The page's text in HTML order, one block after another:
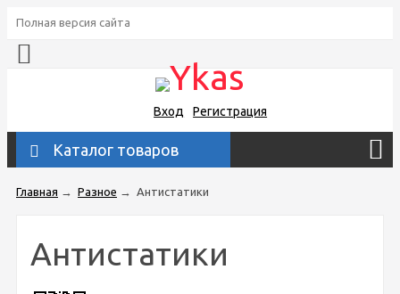
Полная версия сайта
Вход Регистрация
Каталог товаров
Главная → Разное → Антистатики
Антистатики